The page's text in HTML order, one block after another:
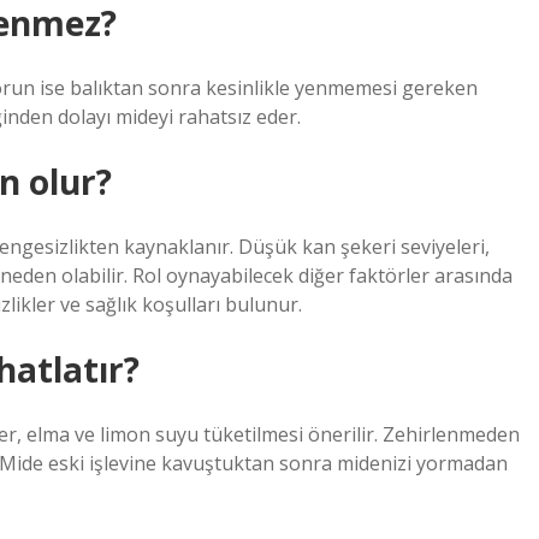
ise balıktan sonra kesinlikle yenmemesi gereken
dolayı mideyi rahatsız eder.
olur?
kaynaklanır. Düşük kan şekeri seviyeleri,
olabilir. Rol oynayabilecek diğer faktörler arasında
ve sağlık koşulları bulunur.
elma ve limon suyu tüketilmesi önerilir. Zehirlenmeden
eski işlevine kavuştuktan sonra midenizi yormadan